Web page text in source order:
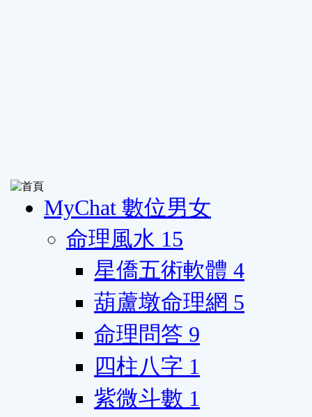
MyChat 數位男女
命理風水 15
星僑五術軟體 4
葫蘆墩命理網 5
命理問答 9
四柱八字 1
紫微斗數 1